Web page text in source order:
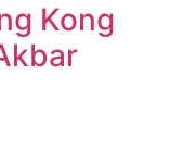
Kong